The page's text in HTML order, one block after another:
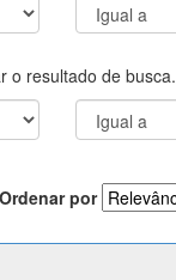
o resultado de busca.
Ordenar por